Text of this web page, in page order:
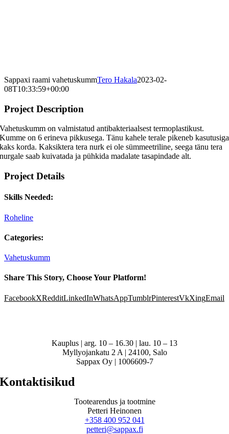
Sappaxi raami vahetuskummTero Hakala2023-02-
08T10:33:59+00:00
Project Description
Vahetuskumm on valmistatud antibakteriaalsest termoplastikust.
Kumme on 6 erineva pikkusega. Tänu kahele terale pikeneb kasutusiga
kaks korda. Kaksiktera tera nurk ei ole sümmeetriline, seega tänu tera
nurgale saab kuivatada ja pühkida madalate tasapindade alt.
Project Details
Skills Needed:
Roheline
Categories:
Vahetuskumm
Share This Story, Choose Your Platform!
FacebookXRedditLinkedInWhatsAppTumblrPinterestVkXingEmail
Kauplus | arg. 10 – 16.30 | lau. 10 – 13
Myllyojankatu 2 A | 24100, Salo
Sappax Oy | 1006609-7
Kontaktisikud
Tootearendus ja tootmine
Petteri Heinonen
+358 400 952 041
petteri@sappax.fi